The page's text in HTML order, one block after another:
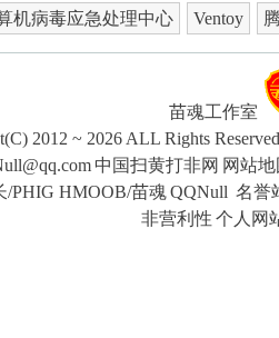
机病毒应急处理中心 Ventoy
苗魂工作室
2012 ~ 2026 ALL Rights Reserved
中国扫黄打非网 网站
/PHIG HMOOB/苗魂QQNull 名誉
非营利性 个人网